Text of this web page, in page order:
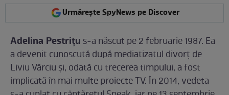
Urmărește SpyNews pe Discover
Adelina Pestriţu s-a născut pe 2 februarie 1987. Ea
a devenit cunoscută după mediatizatul divorţ de
Liviu Vârciu şi, odată cu trecerea timpului, a fost
implicată în mai multe proiecte TV. În 2014, vedeta